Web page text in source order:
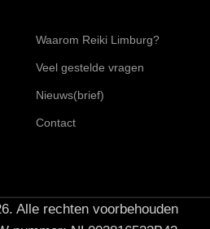
Waarom Reiki Limburg?
Veel gestelde vragen
Nieuws(brief)
Contact
Alle rechten voorbehouden